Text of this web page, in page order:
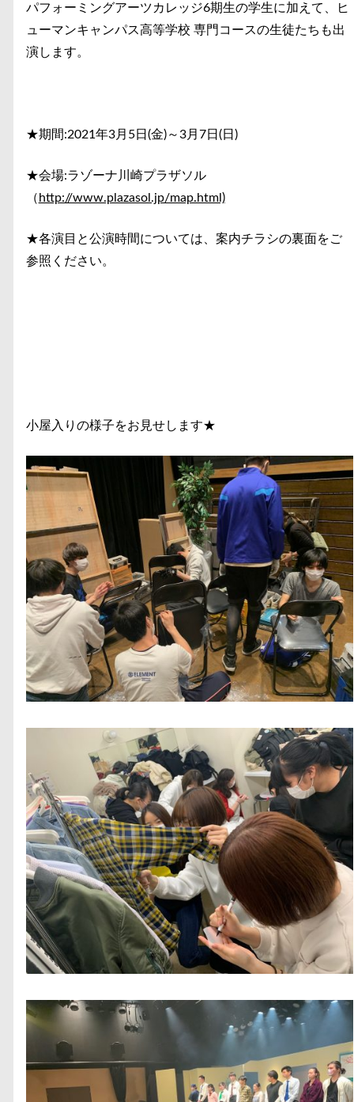
パフォーミングアーツカレッジ6期生の学生に加えて、ヒ
ューマンキャンパス高等学校 専門コースの生徒たちも出
演します。
★期間:2021年3月5日(金)～3月7日(日)
★会場:ラゾーナ川崎プラザソル
（ http://www.plazasol.jp/map.html)
★各演目と公演時間については、案内チラシの裏面をご
参照ください。
小屋入りの様子をお見せします★